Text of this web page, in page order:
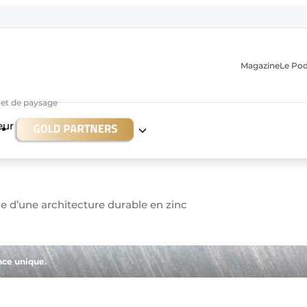
de paysage
MagazineLe
d’une architecture durable en zinc
unique.